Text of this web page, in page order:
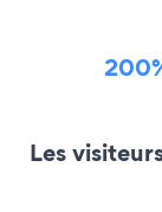
Les